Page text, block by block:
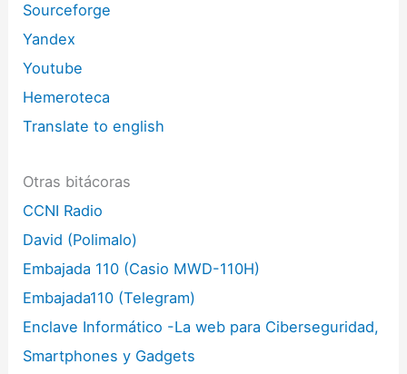
Sourceforge
Yandex
Youtube
Hemeroteca
Translate to english
Otras bitácoras
CCNI Radio
David (Polimalo)
Embajada 110 (Casio MWD-110H)
Embajada110 (Telegram)
Enclave Informático -La web para Ciberseguridad,
Smartphones y Gadgets